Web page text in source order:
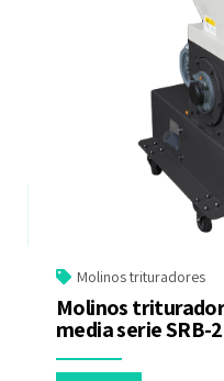
Molinos trituradores
Molinos
media serie SRB-2